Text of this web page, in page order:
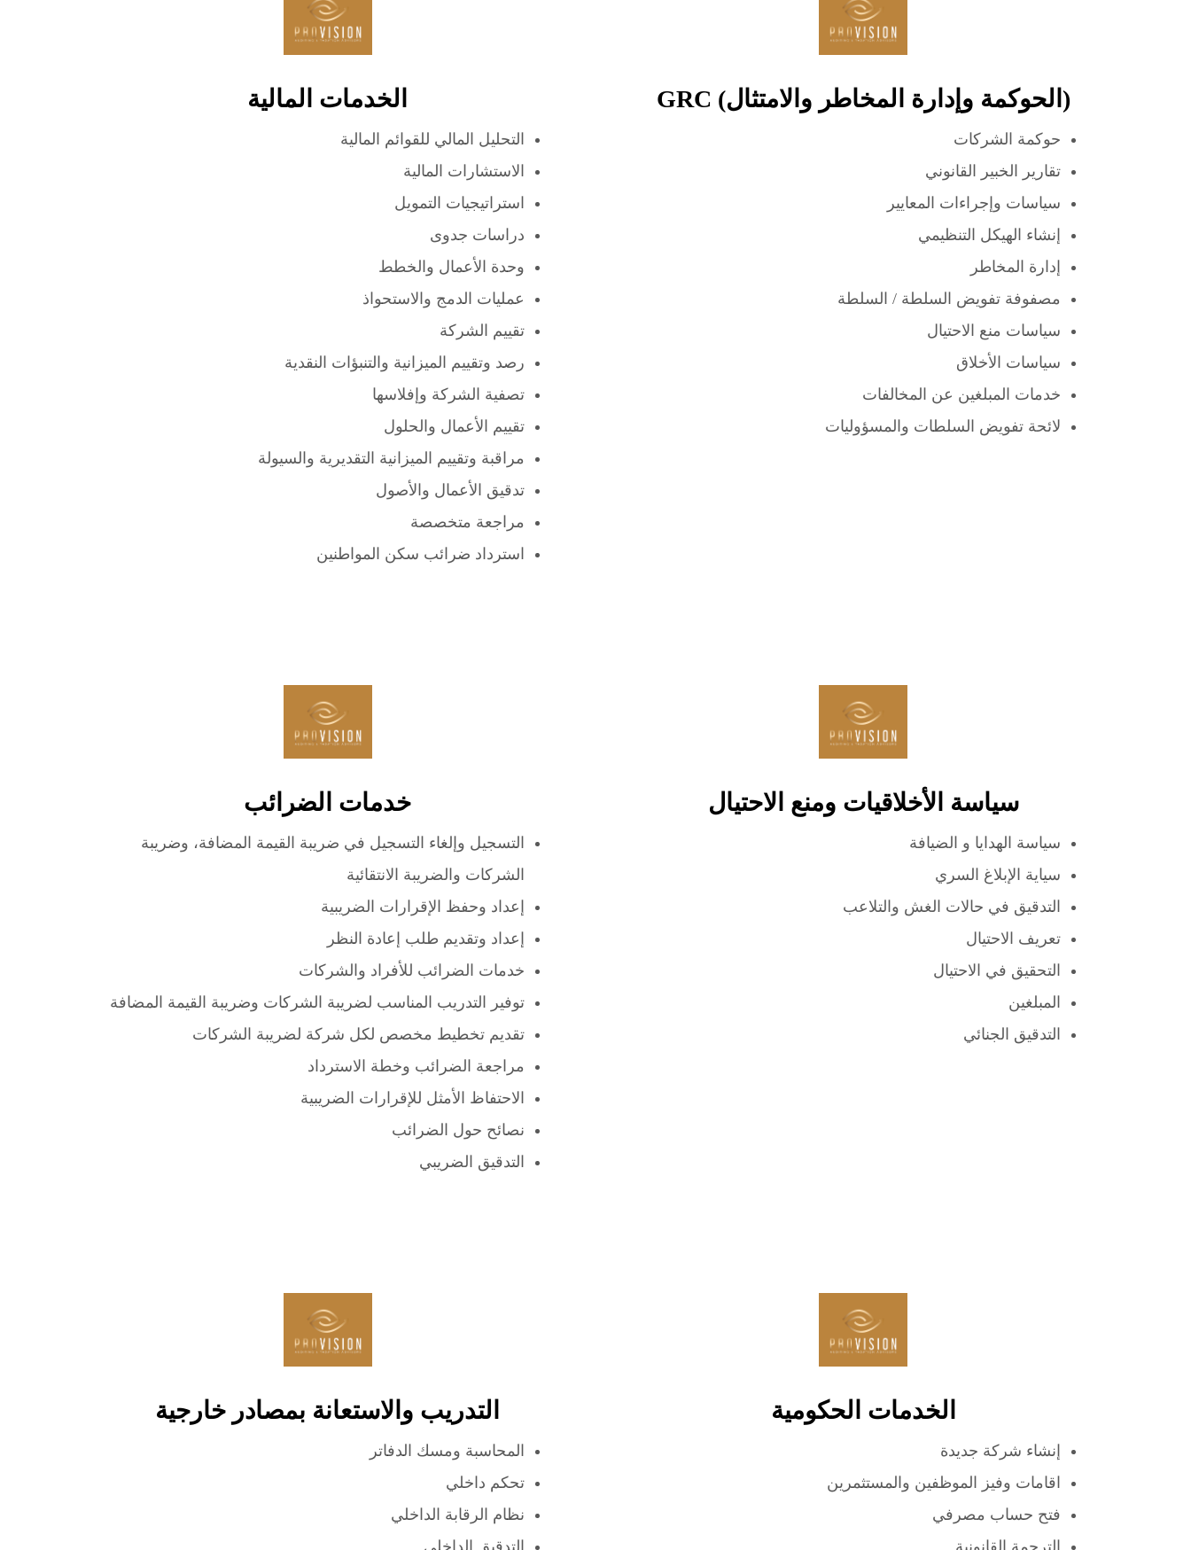
الخدمات المالية
التحليل المالي للقوائم المالية
الاستشارات المالية
استراتيجيات التمويل
دراسات جدوى
وحدة الأعمال والخطط
عمليات الدمج والاستحواذ
تقييم الشركة
رصد وتقييم الميزانية والتنبؤات النقدية
تصفية الشركة وإفلاسها
تقييم الأعمال والحلول
مراقبة وتقييم الميزانية التقديرية والسيولة
تدقيق الأعمال والأصول
مراجعة متخصصة
استرداد ضرائب سكن المواطنين
GRC (الحوكمة وإدارة المخاطر والامتثال)
حوكمة الشركات
تقارير الخبير القانوني
سياسات وإجراءات المعايير
إنشاء الهيكل التنظيمي
إدارة المخاطر
مصفوفة تفويض السلطة / السلطة
سياسات منع الاحتيال
سياسات الأخلاق
خدمات المبلغين عن المخالفات
لائحة تفويض السلطات والمسؤوليات
خدمات الضرائب
التسجيل وإلغاء التسجيل في ضريبة القيمة المضافة، وضريبة
الشركات والضريبة الانتقائية
إعداد وحفظ الإقرارات الضريبية
إعداد وتقديم طلب إعادة النظر
خدمات الضرائب للأفراد والشركات
توفير التدريب المناسب لضريبة الشركات وضريبة القيمة المضافة
تقديم تخطيط مخصص لكل شركة لضريبة الشركات
مراجعة الضرائب وخطة الاسترداد
الاحتفاظ الأمثل للإقرارات الضريبية
نصائح حول الضرائب
التدقيق الضريبي
سياسة الأخلاقيات ومنع الاحتيال
سياسة الهدايا و الضيافة
سياية الإبلاغ السري
التدقيق في حالات الغش والتلاعب
تعريف الاحتيال
التحقيق في الاحتيال
المبلغين
التدقيق الجنائي
التدريب والاستعانة بمصادر خارجية
المحاسبة ومسك الدفاتر
تحكم داخلي
نظام الرقابة الداخلي
التدقيق الداخلي
الخدمات الحكومية
إنشاء شركة جديدة
اقامات وفيز الموظفين والمستثمرين
فتح حساب مصرفي
الترجمة القانونية